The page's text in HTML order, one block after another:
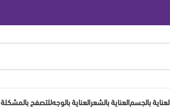
العناية بالجسم العناية بالشعر العناية بالوجهللتصفح بالمشكلة